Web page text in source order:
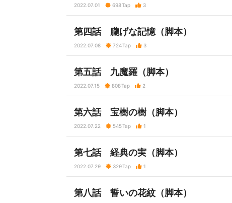
2022.07.01 698Tap 3
第四話 朧げな記憶（脚本）
2022.07.08 724Tap 3
第五話 九魔羅（脚本）
2022.07.15 808Tap 2
第六話 宝樹の樹（脚本）
2022.07.22 545Tap 1
第七話 経典の実（脚本）
2022.07.29 329Tap 1
第八話 誓いの花紋（脚本）